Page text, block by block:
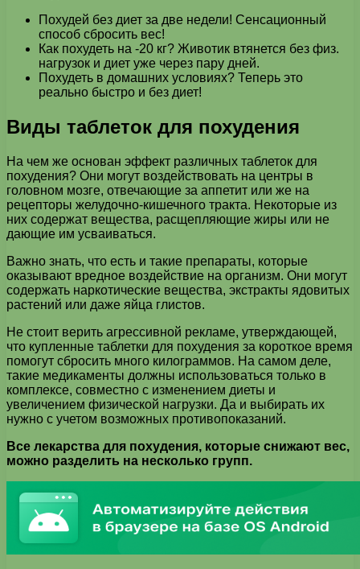
Похудей без диет за две недели! Сенсационный
способ сбросить вес!
Как похудеть на -20 кг? Животик втянется без физ.
нагрузок и диет уже через пару дней.
Похудеть в домашних условиях? Теперь это
реально быстро и без диет!
Виды таблеток для похудения
На чем же основан эффект различных таблеток для
похудения? Они могут воздействовать на центры в
головном мозге, отвечающие за аппетит или же на
рецепторы желудочно-кишечного тракта. Некоторые из
них содержат вещества, расщепляющие жиры или не
дающие им усваиваться.
Важно знать, что есть и такие препараты, которые
оказывают вредное воздействие на организм. Они могут
содержать наркотические вещества, экстракты ядовитых
растений или даже яйца глистов.
Не стоит верить агрессивной рекламе, утверждающей,
что купленные таблетки для похудения за короткое время
помогут сбросить много килограммов. На самом деле,
такие медикаменты должны использоваться только в
комплексе, совместно с изменением диеты и
увеличением физической нагрузки. Да и выбирать их
нужно с учетом возможных противопоказаний.
Все лекарства для похудения, которые снижают вес,
можно разделить на несколько групп.